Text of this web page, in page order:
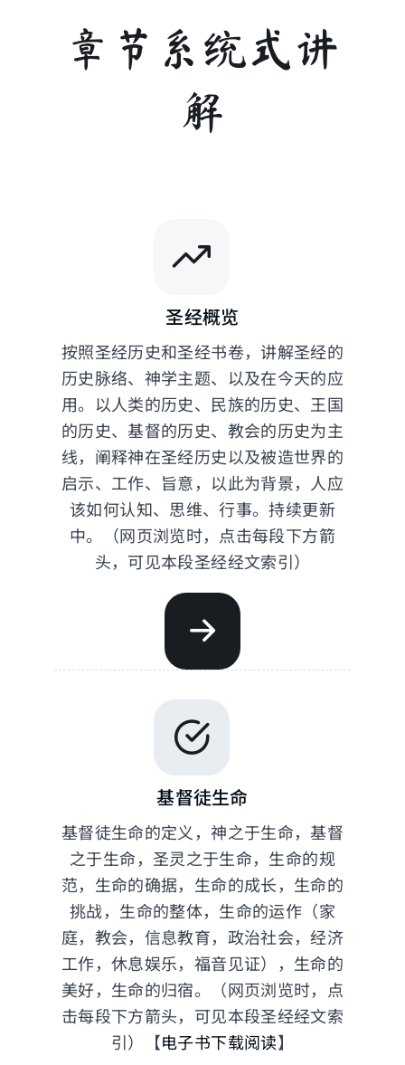
章节系统式讲
解
圣经概览
按照圣经历史和圣经书卷，讲解圣经的
历史脉络、神学主题、以及在今天的应
用。以人类的历史、民族的历史、王国
的历史、基督的历史、教会的历史为主
线，阐释神在圣经历史以及被造世界的
启示、工作、旨意，以此为背景，人应
该如何认知、思维、行事。持续更新
中。（网页浏览时，点击每段下方箭
头，可见本段圣经经文索引）
基督徒生命
基督徒生命的定义，神之于生命，基督
之于生命，圣灵之于生命，生命的规
范，生命的确据，生命的成长，生命的
挑战，生命的整体，生命的运作（家
庭，教会，信息教育，政治社会，经济
工作，休息娱乐，福音见证），生命的
美好，生命的归宿。（网页浏览时，点
击每段下方箭头，可见本段圣经经文索
引）【电子书下载阅读】